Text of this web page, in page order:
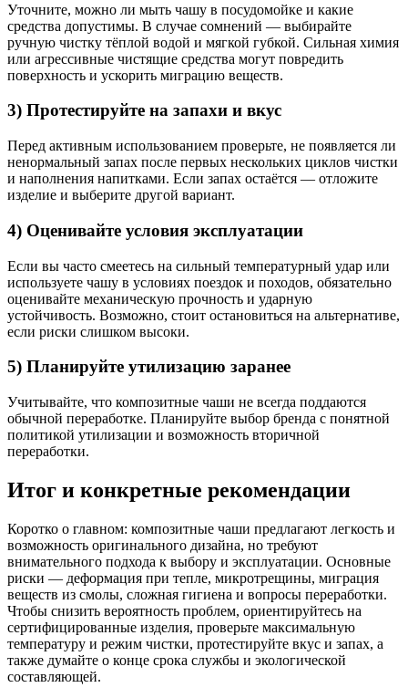
Уточните, можно ли мыть чашу в посудомойке и какие
средства допустимы. В случае сомнений — выбирайте
ручную чистку тёплой водой и мягкой губкой. Сильная химия
или агрессивные чистящие средства могут повредить
поверхность и ускорить миграцию веществ.
3) Протестируйте на запахи и вкус
Перед активным использованием проверьте, не появляется ли
ненормальный запах после первых нескольких циклов чистки
и наполнения напитками. Если запах остаётся — отложите
изделие и выберите другой вариант.
4) Оценивайте условия эксплуатации
Если вы часто смеетесь на сильный температурный удар или
используете чашу в условиях поездок и походов, обязательно
оценивайте механическую прочность и ударную
устойчивость. Возможно, стоит остановиться на альтернативе,
если риски слишком высоки.
5) Планируйте утилизацию заранее
Учитывайте, что композитные чаши не всегда поддаются
обычной переработке. Планируйте выбор бренда с понятной
политикой утилизации и возможность вторичной
переработки.
Итог и конкретные рекомендации
Коротко о главном: композитные чаши предлагают легкость и
возможность оригинального дизайна, но требуют
внимательного подхода к выбору и эксплуатации. Основные
риски — деформация при тепле, микротрещины, миграция
веществ из смолы, сложная гигиена и вопросы переработки.
Чтобы снизить вероятность проблем, ориентируйтесь на
сертифицированные изделия, проверьте максимальную
температуру и режим чистки, протестируйте вкус и запах, а
также думайте о конце срока службы и экологической
составляющей.